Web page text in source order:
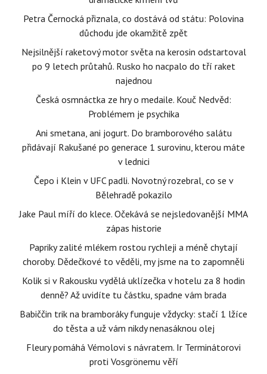
Petra Černocká přiznala, co dostává od státu: Polovina
důchodu jde okamžitě zpět
Nejsilnější raketový motor světa na kerosin odstartoval
po 9 letech průtahů. Rusko ho nacpalo do tří raket
najednou
Česká osmnáctka ze hry o medaile. Kouč Nedvěd:
Problémem je psychika
Ani smetana, ani jogurt. Do bramborového salátu
přidávají Rakušané po generace 1 surovinu, kterou máte
v lednici
Čepo i Klein v UFC padli. Novotný rozebral, co se v
Bělehradě pokazilo
Jake Paul míří do klece. Očekává se nejsledovanější MMA
zápas historie
Papriky zalité mlékem rostou rychleji a méně chytají
choroby. Dědečkové to věděli, my jsme na to zapomněli
Kolik si v Rakousku vydělá uklízečka v hotelu za 8 hodin
denně? Až uvidíte tu částku, spadne vám brada
Babiččin trik na bramboráky funguje vždycky: stačí 1 lžíce
do těsta a už vám nikdy nenasáknou olej
Fleury pomáhá Vémolovi s návratem. Ir Terminátorovi
proti Vosgrönemu věří